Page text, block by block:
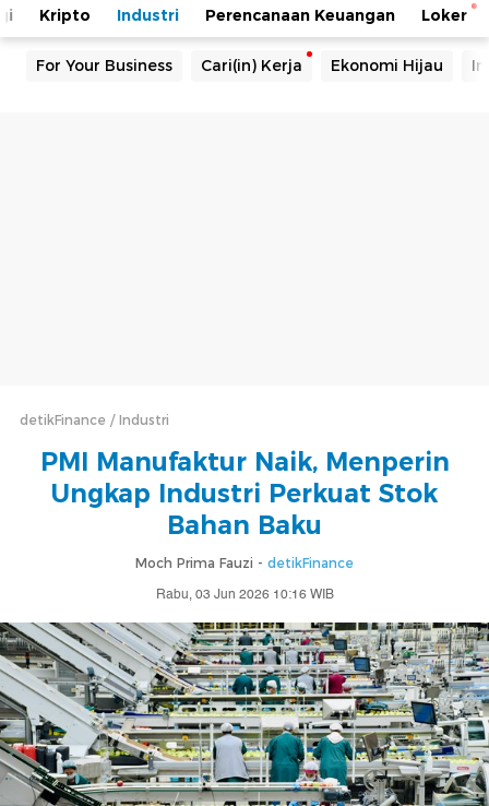
Kripto Industri Perencanaan Keuangan Loker
For Your Business Cari(in) Kerja Ekonomi Hijau
detikFinance Industri
PMI Manufaktur Naik, Menperin
Ungkap Industri Perkuat Stok
Bahan Baku
Moch Prima Fauzi - detikFinance
Rabu, 03 Jun 2026 10:16 WIB